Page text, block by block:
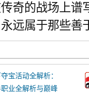
奇的战场上谱
远属于那些善
宝活动全解析：
业全解析与巅峰